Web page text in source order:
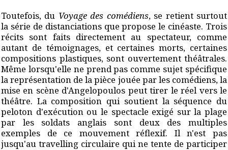
Toutefois, du Voyage des comédiens, se retient surtout
la série de distanciations que propose le cinéaste. Trois
récits sont faits directement au spectateur, comme
autant de témoignages, et certaines morts, certaines
compositions plastiques, sont ouvertement théâtrales.
Même lorsqu'elle ne prend pas comme sujet spécifique
la représentation de la pièce jouée par les comédiens, la
mise en scène d'Angelopoulos peut tirer le réel vers le
théâtre. La composition qui soutient la séquence du
peloton d'exécution ou le spectacle exigé sur la plage
par les soldats anglais sont deux des multiples
exemples de ce mouvement réflexif. Il n'est pas
jusqu'au travelling circulaire qui ne tente de participer